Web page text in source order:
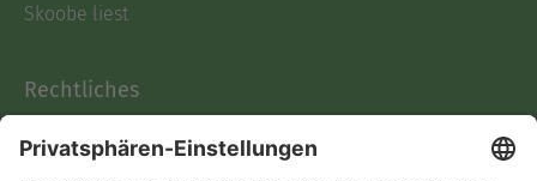
Skoobe liest
Rechtliches
AGB